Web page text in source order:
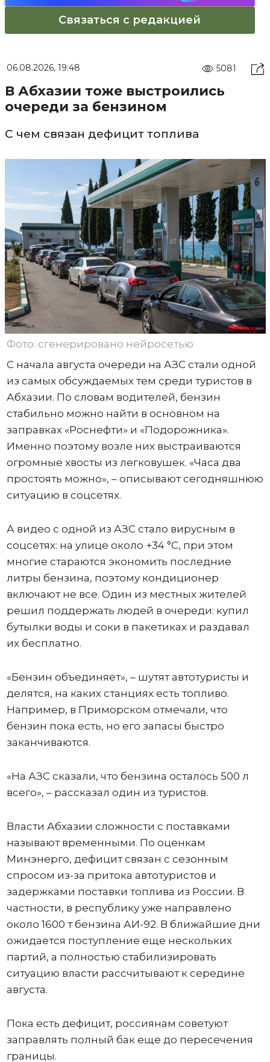
Связаться с редакцией
06.08.2026, 19:48 5081
В Абхазии тоже выстроились
очереди за бензином
С чем связан дефицит топлива
Фото: сгенерировано нейросетью
С начала августа очереди на АЗС стали одной
из самых обсуждаемых тем среди туристов в
Абхазии. По словам водителей, бензин
стабильно можно найти в основном на
заправках «Роснефти» и «Подорожника».
Именно поэтому возле них выстраиваются
огромные хвосты из легковушек. «Часа два
простоять можно», – описывают сегодняшнюю
ситуацию в соцсетях.
А видео с одной из АЗС стало вирусным в
соцсетях: на улице около +34 °C, при этом
многие стараются экономить последние
литры бензина, поэтому кондиционер
включают не все. Один из местных жителей
решил поддержать людей в очереди: купил
бутылки воды и соки в пакетиках и раздавал
их бесплатно.
«Бензин объединяет», – шутят автотуристы и
делятся, на каких станциях есть топливо.
Например, в Приморском отмечали, что
бензин пока есть, но его запасы быстро
заканчиваются.
«На АЗС сказали, что бензина осталось 500 л
всего», – рассказал один из туристов.
Власти Абхазии сложности с поставками
называют временными. По оценкам
Минэнерго, дефицит связан с сезонным
спросом из-за притока автотуристов и
задержками поставки топлива из России. В
частности, в республику уже направлено
около 1600 т бензина АИ-92. В ближайшие дни
ожидается поступление еще нескольких
партий, а полностью стабилизировать
ситуацию власти рассчитывают к середине
августа.
Пока есть дефицит, россиянам советуют
заправлять полный бак еще до пересечения
границы.